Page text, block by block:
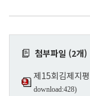
첨부파일 (2개)
제15회김제지
download:428)